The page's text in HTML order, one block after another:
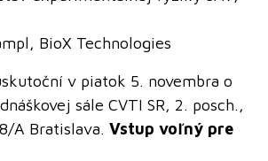
BioX Technologies
v piatok 5. novembra o
sále CVTI SR, 2. posch.,
A Bratislava. Vstup voľný pre